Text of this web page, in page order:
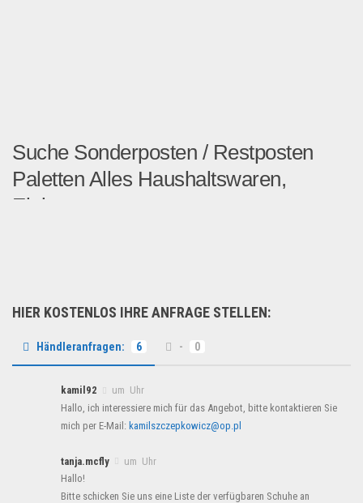
Suche Sonderposten / Restposten
Paletten Alles Haushaltswaren,
Elektro...
HIER KOSTENLOS IHRE ANFRAGE STELLEN:
Händleranfragen: 6 - 0
kamil92
um Uhr
Hallo, ich interessiere mich für das Angebot, bitte kontaktieren Sie
mich per E-Mail: kamilszczepkowicz@op.pl
tanja.mcfly
um Uhr
Hallo!
Bitte schicken Sie uns eine Liste der verfügbaren Schuhe an